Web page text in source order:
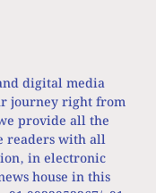
digital media
journey right from
provide all the
readers with all
in electronic
house in this